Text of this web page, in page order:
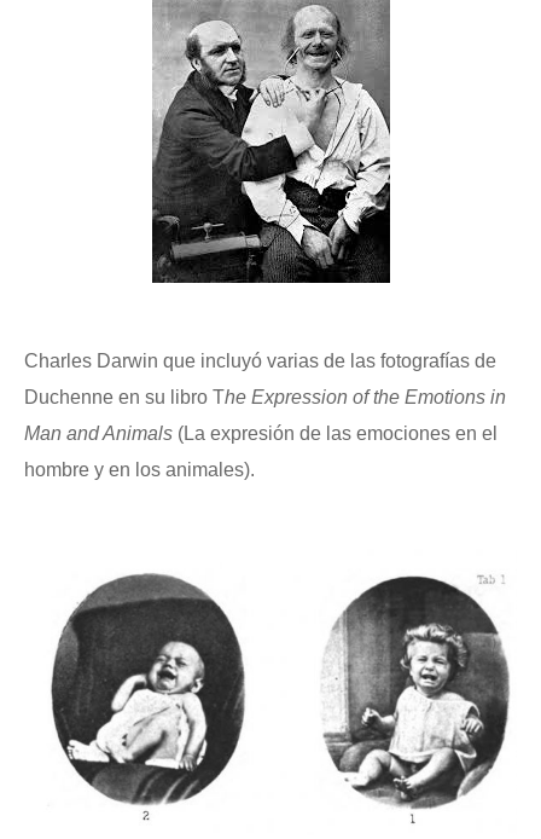
Charles Darwin que incluyó varias de las fotografías de
Duchenne en su libro The Expression of the Emotions in
Man and Animals (La expresión de las emociones en el
hombre y en los animales).